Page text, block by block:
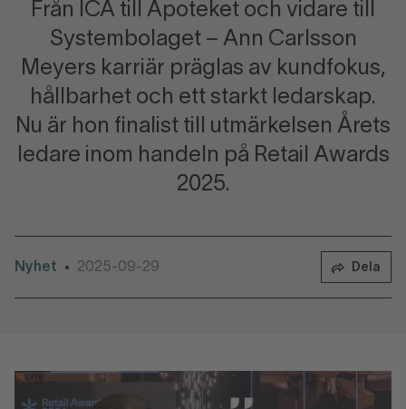
Från ICA till Apoteket och vidare till
Systembolaget – Ann Carlsson
Meyers karriär präglas av kundfokus,
hållbarhet och ett starkt ledarskap.
Nu är hon finalist till utmärkelsen Årets
ledare inom handeln på Retail Awards
2025.
Nyhet • 2025-09-29 Dela